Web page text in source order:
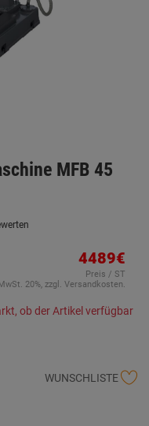
MFB 45
4489€
Preis / ST
20%, zzgl. Versandkosten.
ob der Artikel verfügbar
WUNSCHLISTE